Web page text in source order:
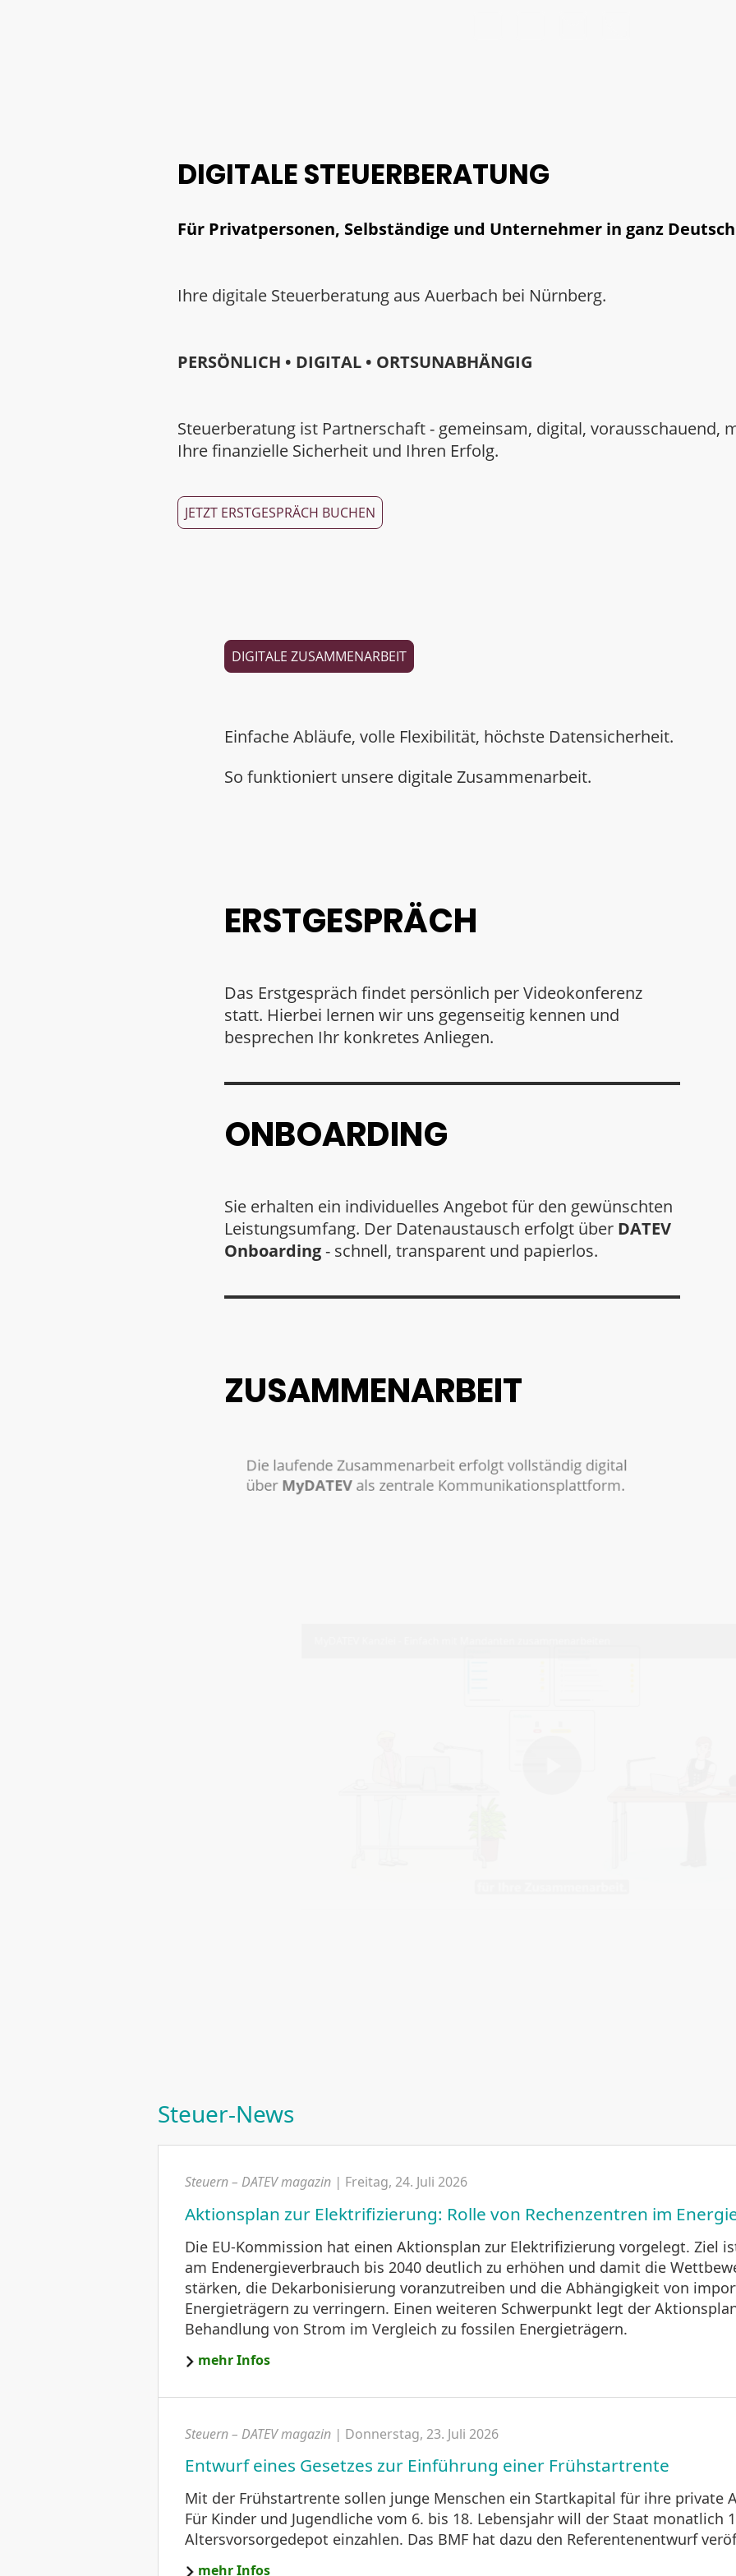
DIGITALE STEUERBERATUNG
Für Privatpersonen, Selbständige und Unternehmer in ganz
Ihre digitale Steuerberatung aus Auerbach bei Nürnberg.
PERSÖNLICH • DIGITAL • ORTSUNABHÄNGIG
Steuerberatung ist Partnerschaft - gemeinsam, digital, vorausschauend,
Ihre finanzielle Sicherheit und Ihren Erfolg.
JETZT ERSTGESPRÄCH BUCHEN
DIGITALE ZUSAMMENARBEIT
Einfache Abläufe, volle Flexibilität, höchste Datensicherheit.
So funktioniert unsere digitale Zusammenarbeit.
ERSTGESPRÄCH
Das Erstgespräch findet persönlich per Videokonferenz
statt. Hierbei lernen wir uns gegenseitig kennen und
besprechen Ihr konkretes Anliegen.
ONBOARDING
Sie erhalten ein individuelles Angebot für den gewünschten
Leistungsumfang. Der Datenaustausch erfolgt über DATEV
Onboarding- schnell, transparent und papierlos.
ZUSAMMENARBEIT
Die laufende Zusammenarbeit erfolgt vollständig digital
überMyDATEVals zentrale Kommunikationsplattform.
Steuer-News
Steuern – DATEV magazin | Freitag, 24. Juli 2026
Aktionsplan zur Elektrifizierung: Rolle von Rechenzentren im
Die EU-Kommission hat einen Aktionsplan zur Elektrifizierung vorgelegt. Ziel
am Endenergieverbrauch bis 2040 deutlich zu erhöhen und damit die
stärken, die Dekarbonisierung voranzutreiben und die Abhängigkeit von
Energieträgern zu verringern. Einen weiteren Schwerpunkt legt der
Behandlung von Strom im Vergleich zu fossilen Energieträgern.
mehr Infos
Steuern – DATEV magazin | Donnerstag, 23. Juli 2026
Entwurf eines Gesetzes zur Einführung einer Frühstartrente
Mit der Frühstartrente sollen junge Menschen ein Startkapital für ihre private
Für Kinder und Jugendliche vom 6. bis 18. Lebensjahr will der Staat monatlich
Altersvorsorgedepot einzahlen. Das BMF hat dazu den Referentenentwurf
mehr Infos